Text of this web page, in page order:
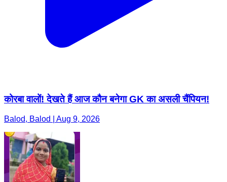
कोरबा वालों! देखते हैं आज कौन बनेगा GK का असली चैंपियन!
Balod, Balod | Aug 9, 2026